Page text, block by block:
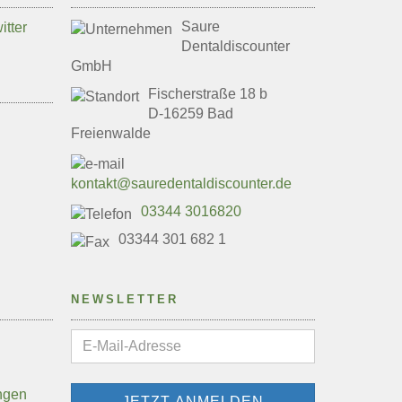
Saure
Dentaldiscounter
GmbH
Fischerstraße 18 b
D-16259 Bad
Freienwalde
kontakt@sauredentaldiscounter.de
03344 3016820
03344 301 682 1
NEWSLETTER